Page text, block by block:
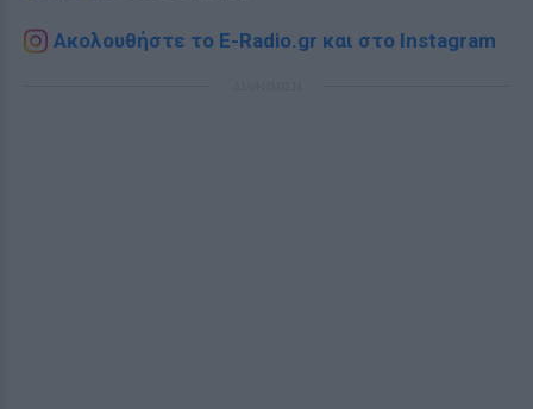
Ακολουθήστε το E-Radio.gr και στο Instagram